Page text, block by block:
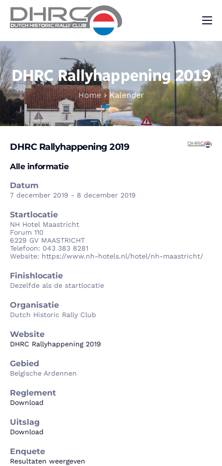
Kalender
Vraag & Aanbod
Nieuws
Contact
DHRC Rallyhappening 2019
Home Kalender
DHRC Rallyhappening 2019
Alle informatie
Datum
7 december 2019 - 8 december 2019
Startlocatie
NH Hotel Maastricht
Forum 110
6229 GV MAASTRICHT
Telefoon: 043 383 8281
Website: https://www.nh-hotels.nl/hotel/nh-maastricht/
Finishlocatie
Dezelfde als de startlocatie
Organisatie
Dutch Historic Rally Club
Website
DHRC Rallyhappening 2019
Gebied
Belgische Ardennen
Reglement
Download
Uitslag
Download
Enquete
Resultaten weergeven